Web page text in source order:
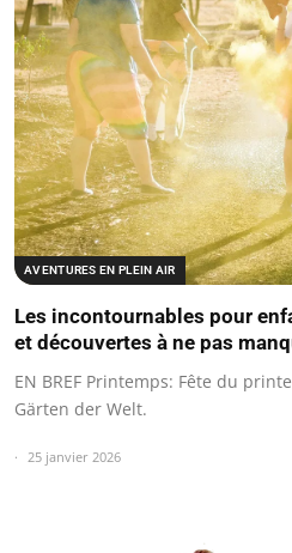
AVENTURES EN PLEIN AIR
Les incontournables pour
et découvertes à ne pas
EN BREF Printemps: Fête du
Gärten der Welt.
25 janvier 2026